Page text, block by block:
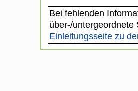
Bei fehlenden
über-/untergeordnete
Einleitungsseite zu